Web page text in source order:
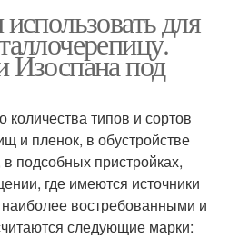
для
Изоспана под
количества типов и сортов
и пленок, в обустройстве
подсобных пристройках,
где имеются источники
востребованными и
следующие марки: